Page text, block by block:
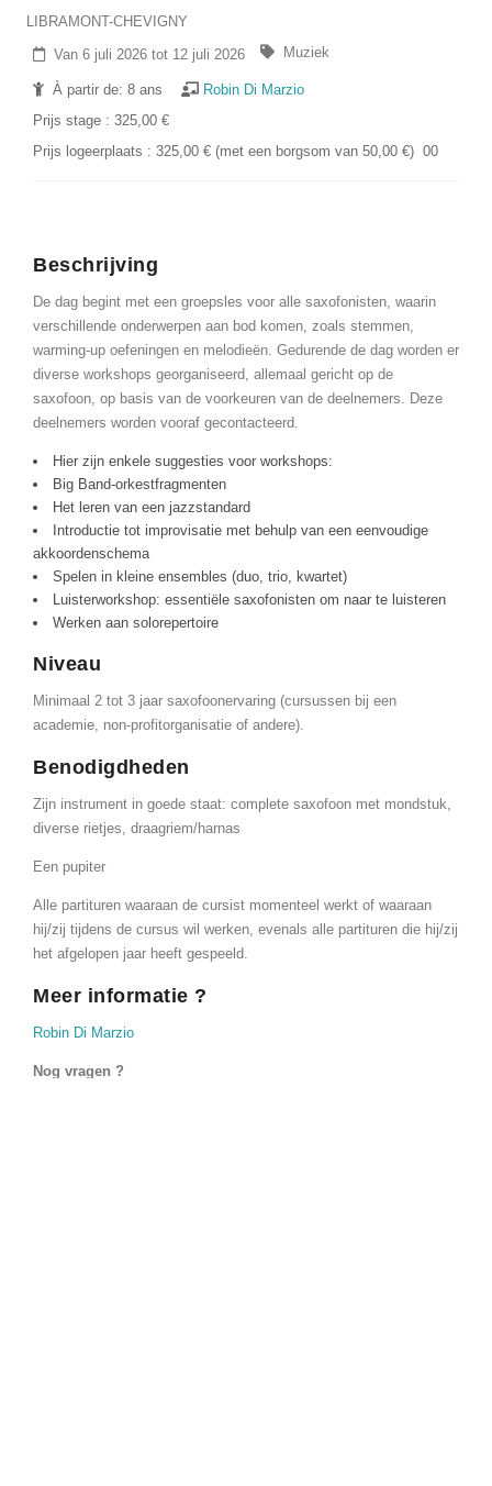
LIBRAMONT-CHEVIGNY
Van 6 juli 2026 tot 12 juli 2026 Muziek
À partir de: 8 ans
Robin Di Marzio
Prijs stage : 325,00 €
Prijs logeerplaats : 325,00 € (met een borgsom van 50,00 €) 00
Beschrijving
De dag begint met een groepsles voor alle saxofonisten, waarin
verschillende onderwerpen aan bod komen, zoals stemmen,
warming-up oefeningen en melodieën. Gedurende de dag worden er
diverse workshops georganiseerd, allemaal gericht op de
saxofoon, op basis van de voorkeuren van de deelnemers. Deze
deelnemers worden vooraf gecontacteerd.
Hier zijn enkele suggesties voor workshops:
Big Band-orkestfragmenten
Het leren van een jazzstandard
Introductie tot improvisatie met behulp van een eenvoudige
akkoordenschema
Spelen in kleine ensembles (duo, trio, kwartet)
Luisterworkshop: essentiële saxofonisten om naar te luisteren
Werken aan solorepertoire
Niveau
Minimaal 2 tot 3 jaar saxofoonervaring (cursussen bij een
academie, non-profitorganisatie of andere).
Benodigdheden
Zijn instrument in goede staat: complete saxofoon met mondstuk,
diverse rietjes, draagriem/harnas
Een pupiter
Alle partituren waaraan de cursist momenteel werkt of waaraan
hij/zij tijdens de cursus wil werken, evenals alle partituren die hij/zij
het afgelopen jaar heeft gespeeld.
Meer informatie ?
Robin Di Marzio
Nog vragen ?